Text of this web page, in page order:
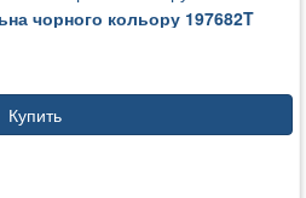
чорного кольору 197682T
Купить